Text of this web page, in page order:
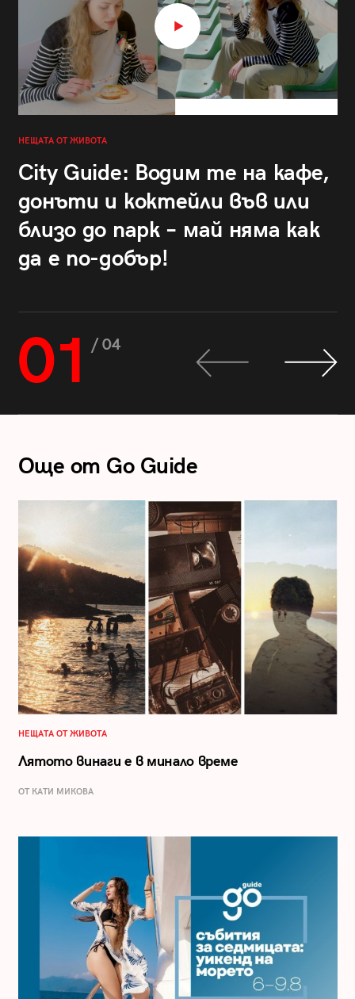
НЕЩАТА ОТ ЖИВОТА
City Guide: Водим те на кафе,
донъти и коктейли във или
близо до парк – май няма как
да е по-добър!
01 / 04
Още от Go Guide
НЕЩАТА ОТ ЖИВОТА
Лятото винаги е в минало време
ОТ КАТИ МИКОВА